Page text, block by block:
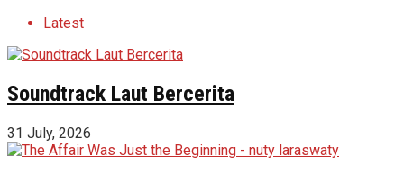
Latest
Soundtrack Laut Bercerita
31 July, 2026